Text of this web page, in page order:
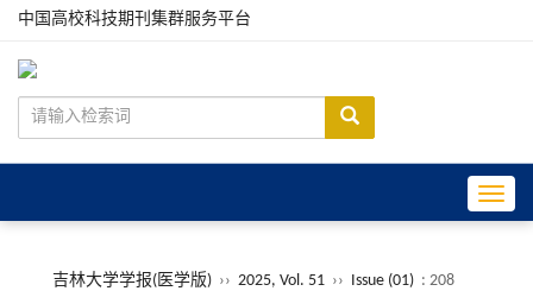
中国高校科技期刊集群服务平台
吉林大学学报(医学版) ›› 2025, Vol. 51 ›› Issue (01) : 208